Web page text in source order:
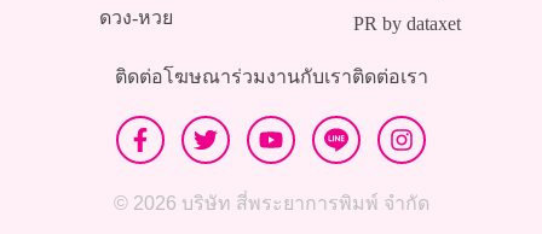
ดวง-หวย
PR by dataxet
ติดต่อโฆษณาร่วมงานกับเราติดต่อเรา
© 2026 บริษัท สี่พระยาการพิมพ์ จำกัด